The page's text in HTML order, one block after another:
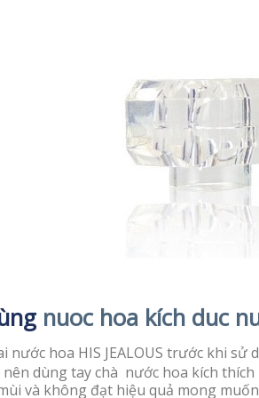
nuoc hoa kích duc
nước hoa HIS JEALOUS trước khi
dùng tay chà nước hoa kích thích
và không đạt hiệu quả mong